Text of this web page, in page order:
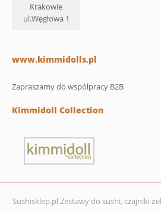
Krakowie
ul.Węgłowa 1
www.kimmidolls.pl
Zapraszamy do współpracy B2B
Kimmidoll Collection
Sushisklep.pl Zestawy do sushi, czajniki